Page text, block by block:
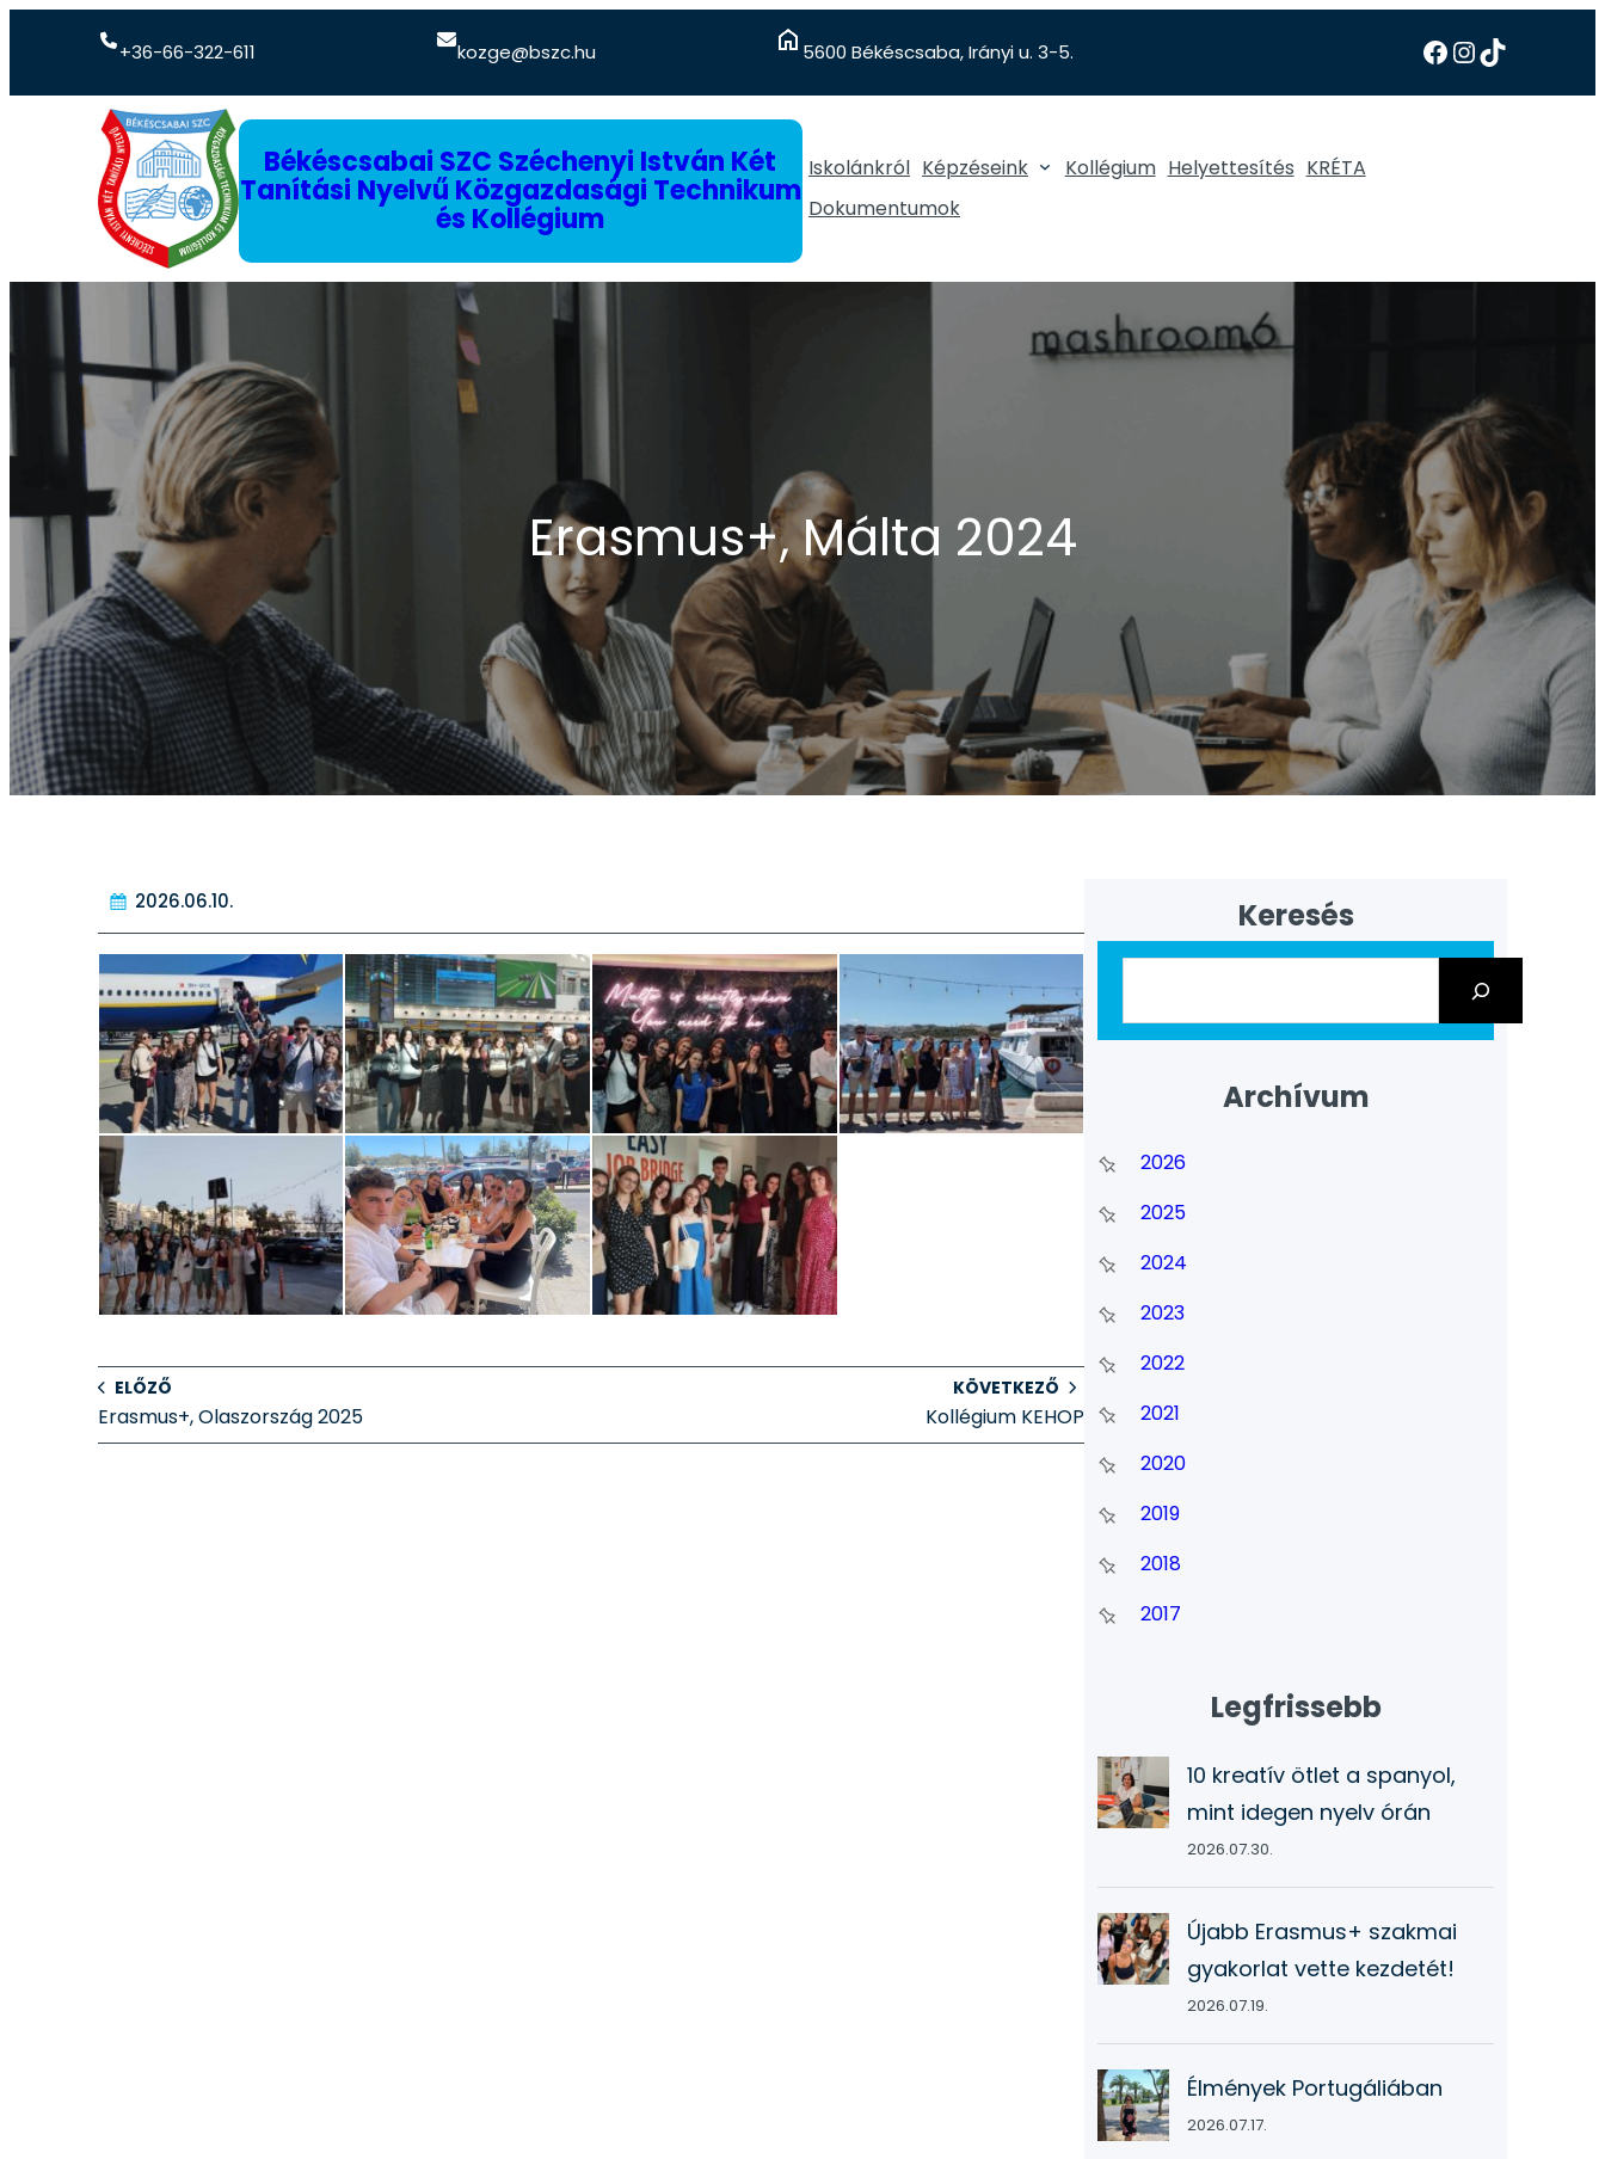
+36-66-322-611 kozge@bszc.hu 5600 Békéscsaba, Irányi u. 3-5.
Békéscsabai SZC Széchenyi István Két
Tanítási Nyelvű Közgazdasági Technikum
és Kollégium
Iskolánkról Képzéseink Kollégium Helyettesítés KRÉTA
Dokumentumok
Erasmus+, Málta 2024
2026.06.10.
ELŐZŐ
Erasmus+, Olaszország 2025
KÖVETKEZŐ
Kollégium KEHOP
Keresés
Archívum
2026
2025
2024
2023
2022
2021
2020
2019
2018
2017
Legfrissebb
10 kreatív ötlet a spanyol,
mint idegen nyelv órán
2026.07.30.
Újabb Erasmus+ szakmai
gyakorlat vette kezdetét!
2026.07.19.
Élmények Portugáliában
2026.07.17.